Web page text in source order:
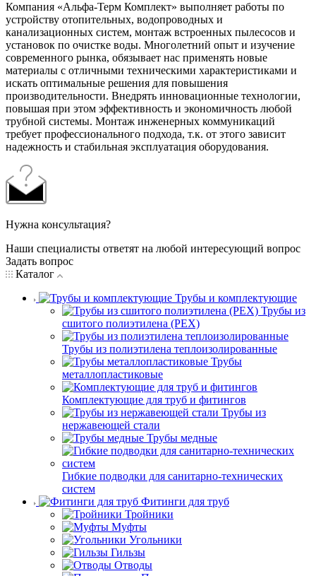
Компания «Альфа-Терм Комплект» выполняет работы по
устройству отопительных, водопроводных и
канализационных систем, монтаж встроенных пылесосов и
установок по очистке воды. Многолетний опыт и изучение
современного рынка, обязывает нас применять новые
материалы с отличными техническими характеристиками и
искать оптимальные решения для повышения
производительности. Внедрять инновационные технологии,
повышая при этом эффективность и экономичность любой
трубной системы. Монтаж инженерных коммуникаций
требует профессионального подхода, т.к. от этого зависит
надежность и стабильная эксплуатация оборудования.
Нужна консультация?
Наши специалисты ответят на любой интересующий вопрос
Задать вопрос
Каталог
Трубы и комплектующие
Трубы из
сшитого полиэтилена (PEX)
Трубы из полиэтилена теплоизолированные
Трубы
металлопластиковые
Комплектующие для труб и фитингов
Трубы из
нержавеющей стали
Трубы медные
Гибкие подводки для санитарно-технических
систем
Фитинги для труб
Тройники
Муфты
Угольники
Гильзы
Отводы